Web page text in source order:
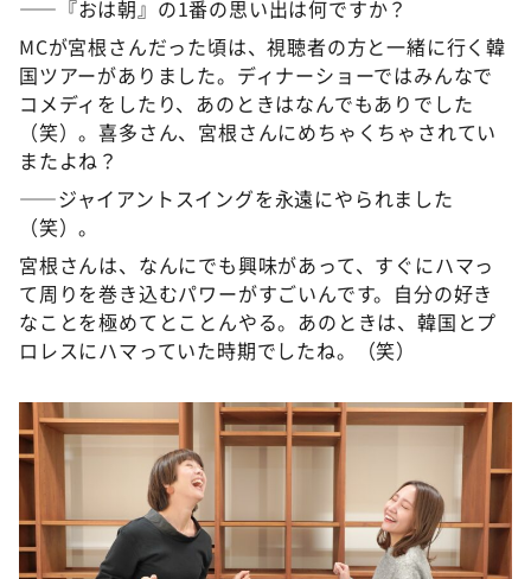
――『おは朝』の1番の思い出は何ですか？
MCが宮根さんだった頃は、視聴者の方と一緒に行く韓
国ツアーがありました。ディナーショーではみんなで
コメディをしたり、あのときはなんでもありでした
（笑）。喜多さん、宮根さんにめちゃくちゃされてい
またよね？
――ジャイアントスイングを永遠にやられました
（笑）。
宮根さんは、なんにでも興味があって、すぐにハマっ
て周りを巻き込むパワーがすごいんです。自分の好き
なことを極めてとことんやる。あのときは、韓国とプ
ロレスにハマっていた時期でしたね。（笑）